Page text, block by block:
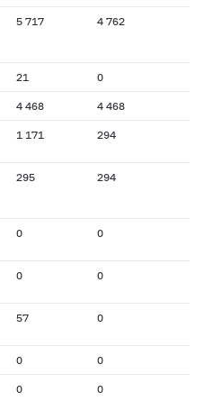
5 717 4 762
21 0
4 468 4 468
1 171 294
295 294
0 0
0 0
57 0
0 0
0 0